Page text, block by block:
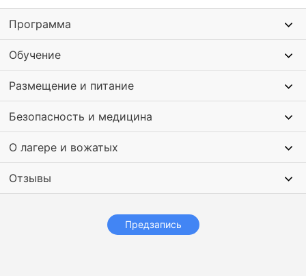
Программа
Обучение
Размещение и питание
Безопасность и медицина
О лагере и вожатых
Отзывы
Предзапись